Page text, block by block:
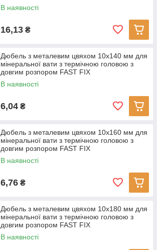
В наявності
16,13 ₴
Дюбель з металевим цвяхом 10x140 мм для
мінеральної вати з термічною головою з
довгим розпором FAST FIX
В наявності
6,04 ₴
Дюбель з металевим цвяхом 10x160 мм для
мінеральної вати з термічною головою з
довгим розпором FAST FIX
В наявності
6,76 ₴
Дюбель з металевим цвяхом 10x180 мм для
мінеральної вати з термічною головою з
довгим розпором FAST FIX
В наявності